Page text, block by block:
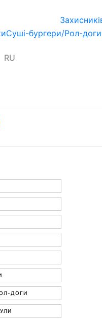
Суші-бургери/Рол-доги
RU
ДОГИ